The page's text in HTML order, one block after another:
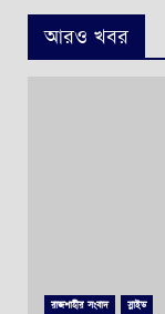
আরও খবর
রাজশাহীর সংবাদ স্লাইড